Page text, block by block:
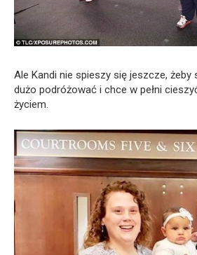
Ale Kandi nie spieszy się jeszcze, żeby
dużo podróżować i chce w pełni
życiem.